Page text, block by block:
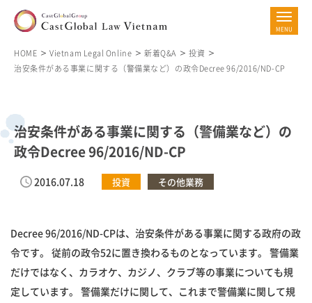
HOME Vietnam Legal Online 新着Q&A
投資
治安条件がある事業に関する（警備業など）の政令Decree 96/2016/ND-CP
治安条件がある事業に関する（警備業など）の
政令Decree 96/2016/ND-CP
2016.07.18 投資 その他業務
Decree 96/2016/ND-CPは、治安条件がある事業に関する政府の政
令です。 従前の政令52に置き換わるものとなっています。 警備業
だけではなく、カラオケ、カジノ、クラブ等の事業についても規
定しています。 警備業だけに関して、これまで警備業に関して規